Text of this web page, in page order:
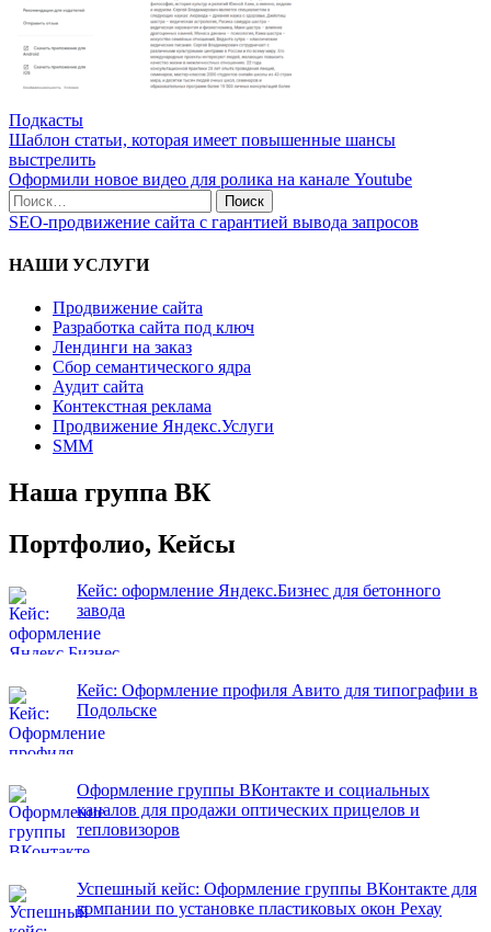
Подкасты
Навигация
по
записям
Шаблон статьи, которая имеет повышенные шансы
выстрелить
Оформили новое видео для ролика на канале Youtube
Поиск
по:
SEO-продвижение сайта с гарантией вывода запросов
НАШИ УСЛУГИ
Продвижение сайта
Разработка сайта под ключ
Лендинги на заказ
Сбор семантического ядра
Аудит сайта
Контекстная реклама
Продвижение Яндекс.Услуги
SMM
Наша группа ВК
Портфолио, Кейсы
Кейс: оформление Яндекс.Бизнес для бетонного
завода
Кейс: Оформление профиля Авито для типографии в
Подольске
Оформление группы ВКонтакте и социальных
каналов для продажи оптических прицелов и
тепловизоров
Успешный кейс: Оформление группы ВКонтакте для
компании по установке пластиковых окон Рехау